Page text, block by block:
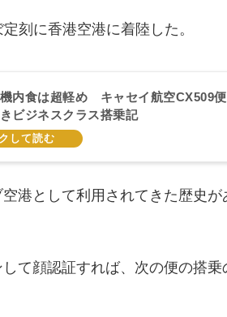
刻に香港空港に着陸した。
内食は超軽め キャセイ航空CX509
ビジネスクラス搭乗記
港として利用されてきた歴史が
て顔認証すれば、次の便の搭